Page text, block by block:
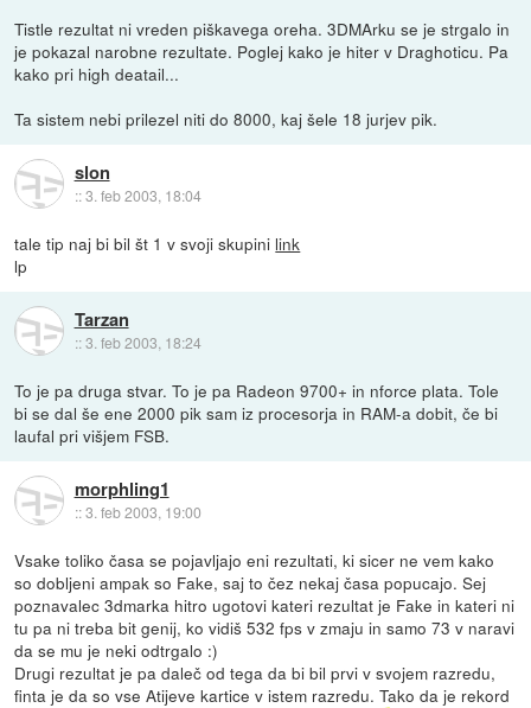
Tistle rezultat ni vreden piškavega oreha. 3DMArku se je strgalo in
je pokazal narobne rezultate. Poglej kako je hiter v Draghoticu. Pa
kako pri high deatail...
Ta sistem nebi prilezel niti do 8000, kaj šele 18 jurjev pik.
slon
::3. feb 2003, 18:04
tale tip naj bi bil št 1 v svoji skupini link
lp
Tarzan
::3. feb 2003, 18:24
To je pa druga stvar. To je pa Radeon 9700+ in nforce plata. Tole
bi se dal še ene 2000 pik sam iz procesorja in RAM-a dobit, če bi
laufal pri višjem FSB.
morphling1
::3. feb 2003, 19:00
Vsake toliko časa se pojavljajo eni rezultati, ki sicer ne vem kako
so dobljeni ampak so Fake, saj to čez nekaj časa popucajo. Sej
poznavalec 3dmarka hitro ugotovi kateri rezultat je Fake in kateri ni
tu pa ni treba bit genij, ko vidiš 532 fps v zmaju in samo 73 v naravi
da se mu je neki odtrgalo :)
Drugi rezultat je pa daleč od tega da bi bil prvi v svojem razredu,
finta je da so vse Atijeve kartice v istem razredu. Tako da je rekord